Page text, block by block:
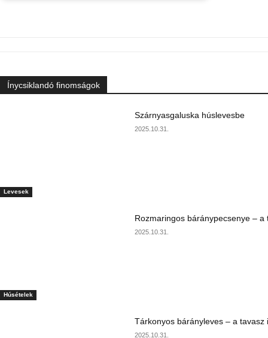
Ínycsiklandó finomságok
Levesek
Szárnyasgaluska húslevesbe
2025.10.31.
Húsételek
Rozmaringos báránypecsenye – a
2025.10.31.
Tárkonyos bárányleves – a tavasz
2025.10.31.